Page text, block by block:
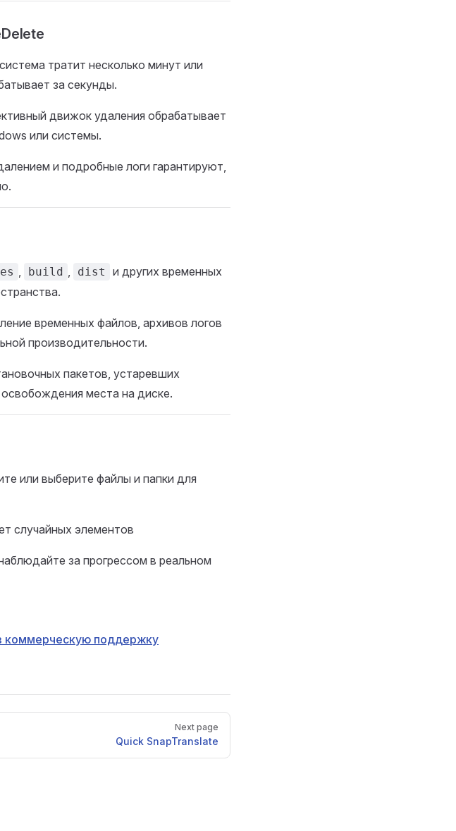
тратит несколько минут или
за секунды.
движок удаления обрабатывает
или системы.
и подробные логи гарантируют,
, build , dist
и других временных
временных файлов, архивов логов
производительности.
пакетов, устаревших
места на диске.
или выберите файлы и папки для
случайных элементов
за прогрессом в реальном
коммерческую поддержку
Next page
Quick SnapTranslate